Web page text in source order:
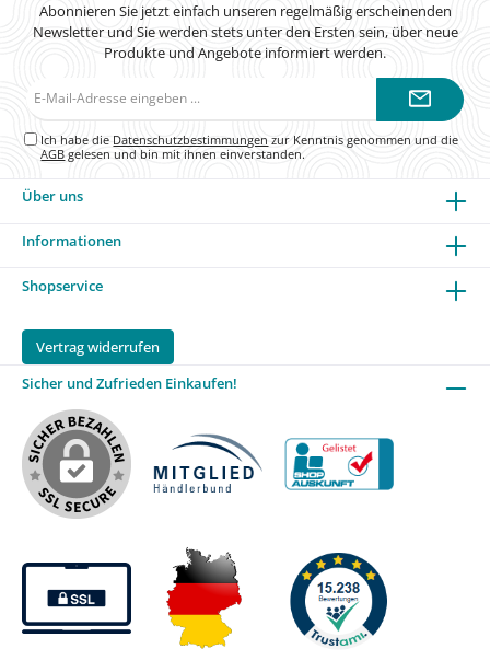
Abonnieren Sie jetzt einfach unseren regelmäßig erscheinenden
Newsletter und Sie werden stets unter den Ersten sein, über neue
Produkte und Angebote informiert werden.
Ich habe die Datenschutzbestimmungen zur Kenntnis genommen und die
AGB gelesen und bin mit ihnen einverstanden.
Über uns
Informationen
Shopservice
Vertrag widerrufen
Sicher und Zufrieden Einkaufen!